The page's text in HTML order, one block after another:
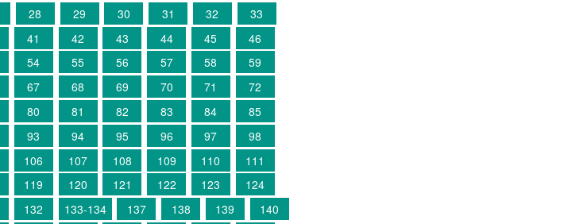
28 29 30 31 32
33
41 42 43 44 45
46
54 55 56 57 58
59
67 68 69 70 71
72
80 81 82 83 84
85
93 94 95 96 97
98
106 107 108 109 110
111
119 120 121 122 123
124
132 133-134 137 138 139
140